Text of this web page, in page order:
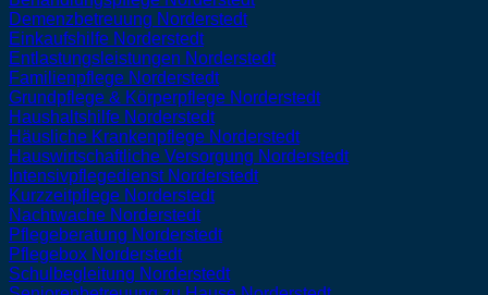
Demenzbetreuung Norderstedt
Einkaufshilfe Norderstedt
Entlastungsleistungen Norderstedt
Familienpflege Norderstedt
Grundpflege & Körperpflege Norderstedt
Haushaltshilfe Norderstedt
Häusliche Krankenpflege Norderstedt
Hauswirtschaftliche Versorgung Norderstedt
Intensivpflegedienst Norderstedt
Kurzzeitpflege Norderstedt
Nachtwache Norderstedt
Pflegeberatung Norderstedt
Pflegebox Norderstedt
Schulbegleitung Norderstedt